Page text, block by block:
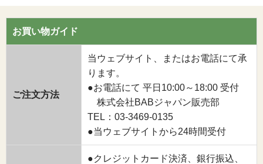
お買い物ガイド
ご注文方法
当ウェブサイト、またはお電話にて承
ります。
●お電話にて 平日10:00～18:00 受付
株式会社BABジャパン販売部
TEL：03-3469-0135
●当ウェブサイトから24時間受付
●クレジットカード決済、銀行振込、